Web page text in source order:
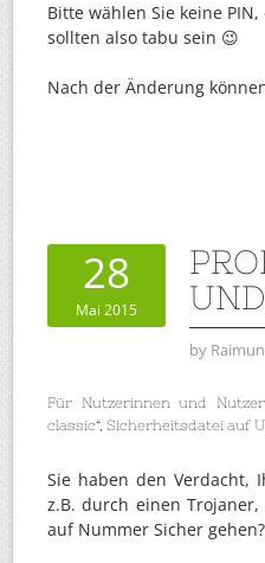
Bitte wählen Sie keine
sollten also tabu sein 😉
Nach der Änderung
28
Mai 2015
by
Für Nutzerinnen und
classic“, Sicherheitsdatei auf
Sie haben den Verdacht,
z.B. durch einen
auf Nummer Sicher gehen?